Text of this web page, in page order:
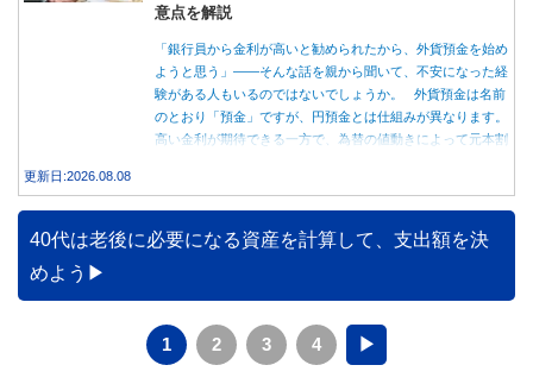
意点を解説
「銀行員から金利が高いと勧められたから、外貨預金を始め
ようと思う」――そんな話を親から聞いて、不安になった経
験がある人もいるのではないでしょうか。 外貨預金は名前
のとおり「預金」ですが、円預金とは仕組みが異なります。
高い金利が期待できる一方で、為替の値動きによって元本割
更新日:2026.08.08
40代は老後に必要になる資産を計算して、支出額を決
めよう
1 2 3 4 ▶